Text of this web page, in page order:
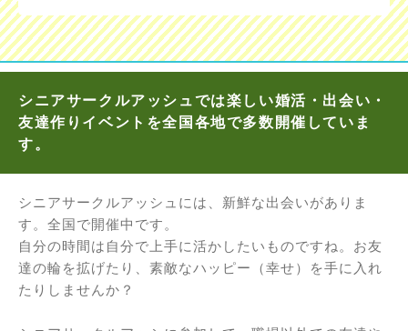
シニアサークルアッシュでは楽しい婚活・出会い・
友達作りイベントを全国各地で多数開催していま
す。
シニアサークルアッシュには、新鮮な出会いがありま
す。全国で開催中です。
自分の時間は自分で上手に活かしたいものですね。お友
達の輪を拡げたり、素敵なハッピー（幸せ）を手に入れ
たりしませんか？